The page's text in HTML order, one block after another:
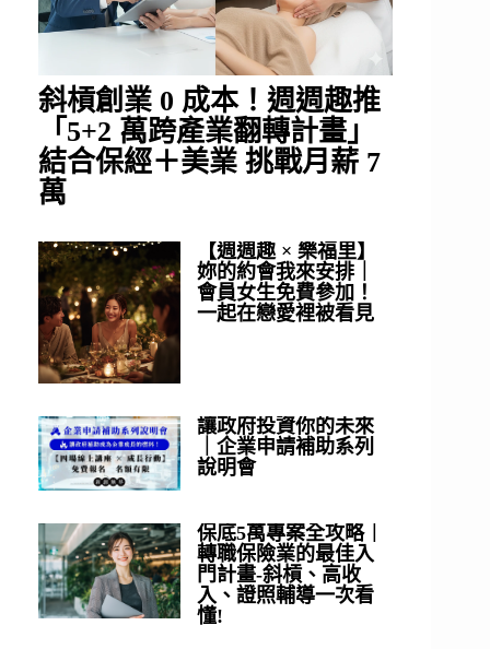
斜槓創業 0 成本！週週趣推
「5+2 萬跨產業翻轉計畫」
結合保經＋美業 挑戰月薪 7
萬
【週週趣 × 樂福里】
妳的約會我來安排｜
會員女生免費參加！
一起在戀愛裡被看見
讓政府投資你的未來
｜企業申請補助系列
說明會
保底5萬專案全攻略｜
轉職保險業的最佳入
門計畫-斜槓、高收
入、證照輔導一次看
懂!